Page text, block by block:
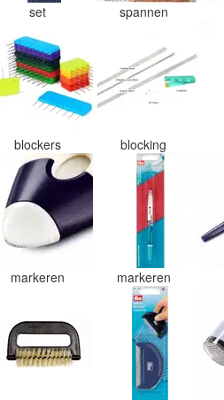
set spannen
blockers blocking
markeren markeren